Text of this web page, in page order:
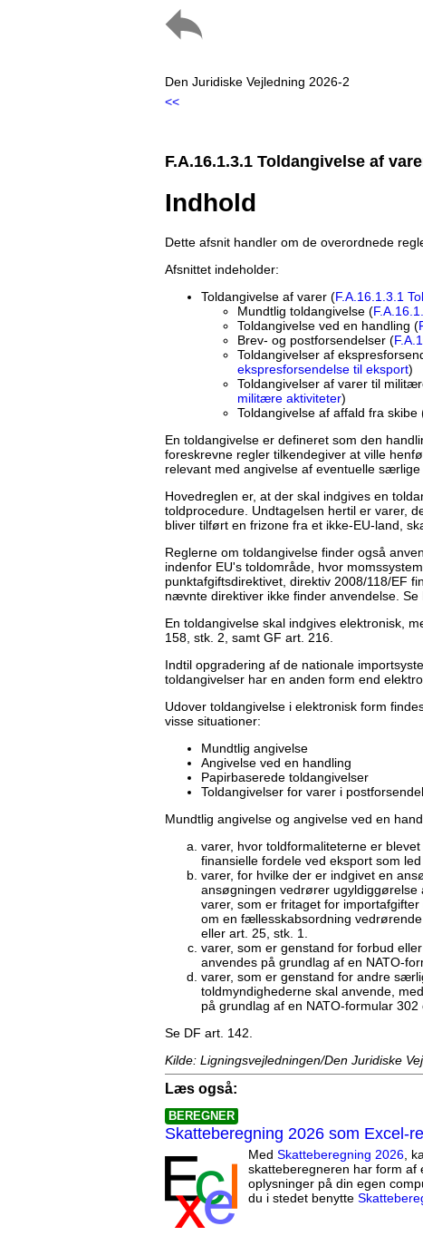
Den Juridiske Vejledning 2026-2
<<
F.A.16.1.3.1 Toldangivelse af
Indhold
Dette afsnit handler om de overordnede
Afsnittet indeholder:
Toldangivelse af varer (F.A.16.1.3.1
Mundtlig toldangivelse (
Toldangivelse ved en handling (
Brev- og postforsendelser (
Toldangivelser af
ekspresforsendelse til eksport)
Toldangivelser af varer til
militære aktiviteter)
Toldangivelse af affald fra skibe
En toldangivelse er defineret som den
foreskrevne regler tilkendegiver at ville
relevant med angivelse af eventuelle
Hovedreglen er, at der skal indgives en
toldprocedure. Undtagelsen hertil er varer,
bliver tilført en frizone fra et ikke-EU-land,
Reglerne om toldangivelse finder også
indenfor EU's toldområde, hvor
punktafgiftsdirektivet, direktiv 2008/118/EF
nævnte direktiver ikke finder anvendelse. Se
En toldangivelse skal indgives elektronisk,
158, stk. 2, samt GF art. 216.
Indtil opgradering af de nationale
toldangivelser har en anden form end
Udover toldangivelse i elektronisk form
visse situationer:
Mundtlig angivelse
Angivelse ved en handling
Papirbaserede toldangivelser
Toldangivelser for varer i
Mundtlig angivelse og angivelse ved en
varer, hvor toldformaliteterne er
finansielle fordele ved eksport som
varer, for hvilke der er indgivet en
ansøgningen vedrører
varer, som er fritaget for
om en fællesskabsordning
eller art. 25, stk. 1.
varer, som er genstand for forbud
anvendes på grundlag af en NATO-
varer, som er genstand for andre
toldmyndighederne skal anvende,
på grundlag af en NATO-formular 302
Se DF art. 142.
Kilde: Ligningsvejledningen/Den Juridiske
Læs også:
BEREGNER
Skatteberegning 2026 som Excel-
Med Skatteberegning 2026 ,
skatteberegneren har form af
oplysninger på din egen
du i stedet benytte